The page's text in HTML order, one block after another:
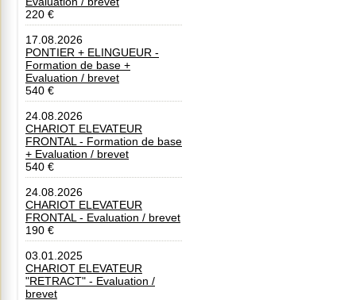
220 €
17.08.2026
PONTIER + ELINGUEUR -
Formation de base +
Evaluation / brevet
540 €
24.08.2026
CHARIOT ELEVATEUR
FRONTAL - Formation de base
+ Evaluation / brevet
540 €
24.08.2026
CHARIOT ELEVATEUR
FRONTAL - Evaluation / brevet
190 €
03.01.2025
CHARIOT ELEVATEUR
"RETRACT" - Evaluation /
brevet